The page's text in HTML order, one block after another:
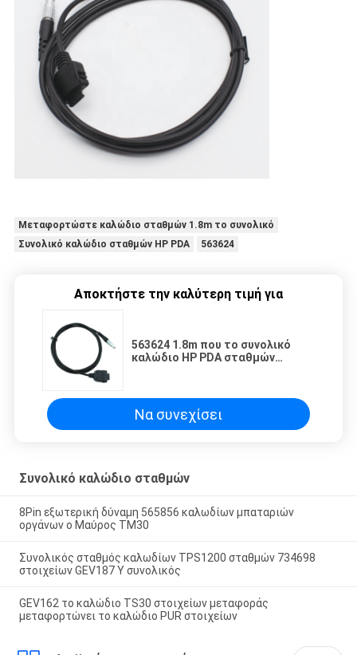
Μεταφορτώστε καλώδιο σταθμών 1.8m το συνολικό
Συνολικό καλώδιο σταθμών HP PDA
563624
Αποκτήστε την καλύτερη τιμή για
563624 1.8m που το συνολικό
καλώδιο HP PDA σταθμών
Να συνεχίσει
Συνολικό καλώδιο σταθμών
8Pin εξωτερική δύναμη 565856 καλωδίων μπαταριών
οργάνων ο Μαύρος TM30
Συνολικός σταθμός καλωδίων TPS1200 σταθμών 734698
στοιχείων GEV187 Υ συνολικός
GEV162 το καλώδιο TS30 στοιχείων μεταφοράς
μεταφορτώνει το καλώδιο PUR στοιχείων